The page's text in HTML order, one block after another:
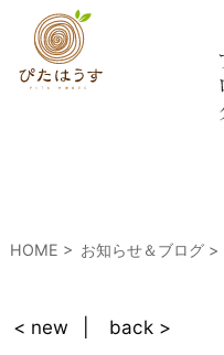
HOME お知らせ＆ブログ
< new back >